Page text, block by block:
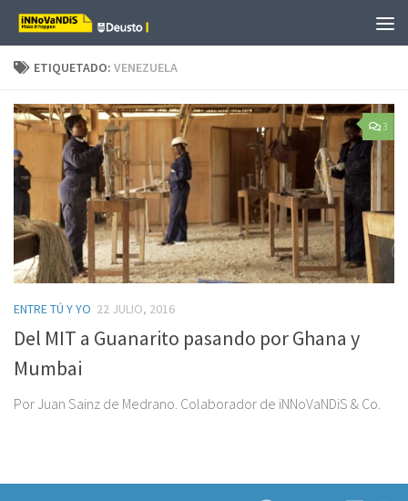
Saltar al contenido
ETIQUETADO: VENEZUELA
3
ENTRE TÚ Y YO 22 JULIO, 2016
Del MIT a Guanarito pasando por Ghana y
Mumbai
Por Juan Sainz de Medrano. Colaborador de iNNoVaNDiS & Co.